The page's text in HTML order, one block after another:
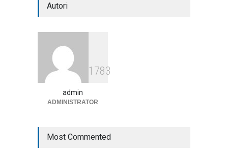
mezzo insuccesso
Autori
1783
admin
ADMINISTRATOR
Most Commented